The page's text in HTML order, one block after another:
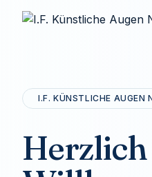
I.F. KÜNSTLICHE AUGEN
Herzlich